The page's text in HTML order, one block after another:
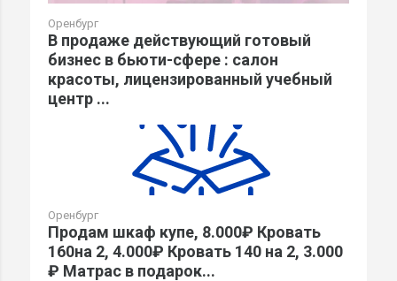
Оренбург
В продаже действующий готовый
бизнес в бьюти-сфере : салон
красоты, лицензированный учебный
центр ...
Оренбург
Продам шкаф купе, 8.000₽ Кровать
160на 2, 4.000₽ Кровать 140 на 2, 3.000
₽ Матрас в подарок...